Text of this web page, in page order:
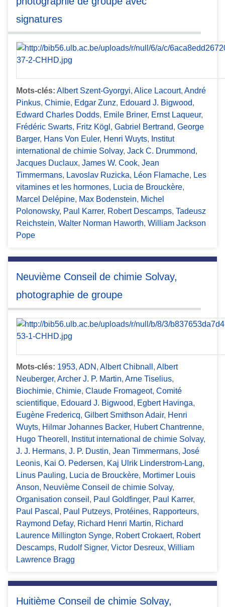
signatures
Mots-clés: Albert Szent-Gyorgyi, Alice Lacourt, André
Pinkus, Chimie, Edgar Zunz, Edouard J. Bigwood,
Edward Charles Dodds, Emile Briner, Ernst Laqueur,
Frédéric Swarts, Fritz Kögl , Gabriel Bertrand, George
Barger, Hans Von Euler, Henri Wuyts, Institut
international de chimie Solvay, Jack C. Drummond,
Jacques Duclaux, James W. Cook, Jean
Timmermans, Lavoslav Ruzicka, Léon Flamache, Les
vitamines et les hormones, Lucia de Brouckère,
Marcel Delépine, Max Bodenstein, Michel
Polonowsky, Paul Karrer, Robert Descamps, Tadeusz
Reichstein, Walter Norman Haworth, William Jackson
Pope
Neuvième Conseil de chimie Solvay,
photographie de groupe
Mots-clés: 1953, ADN , Albert Chibnall , Albert
Neuberger, Archer J. P. Martin, Arne Tiselius,
Biochimie, Chimie, Claude Fromageot, Comité
scientifique, Edouard J. Bigwood, Egbert Havinga,
Eugène Fredericq, Gilbert Smithson Adair, Henri
Wuyts, Hilmar Johannes Backer, Hubert Chantrenne,
Hugo Theorell , Institut international de chimie Solvay,
J. J. Hermans, J. P. Dustin, Jean Timmermans, José
Leonis, Kai O. Pedersen, Kaj Ulrik Linderstrom-Lang,
Linus Pauling, Lucia de Brouckère, Mortimer Louis
Anson, Neuvième Conseil de chimie Solvay,
Organisation conseil , Paul Goldfinger, Paul Karrer,
Paul Pascal , Paul Putzeys, Protéines, Rapporteurs,
Raymond Defay, Richard Henri Martin, Richard
Laurence Millington Synge, Robert Crokaert, Robert
Descamps, Rudolf Signer, Victor Desreux, William
Lawrence Bragg
Huitième Conseil de chimie Solvay,